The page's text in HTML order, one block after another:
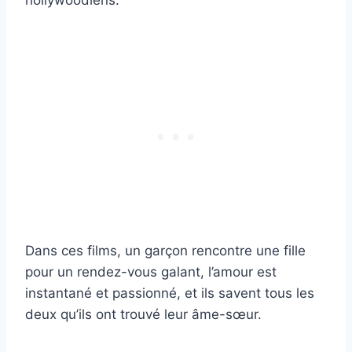
Dans ces films, un garçon rencontre une fille
pour un rendez-vous galant, l’amour est
instantané et passionné, et ils savent tous les
deux qu’ils ont trouvé leur âme-sœur.